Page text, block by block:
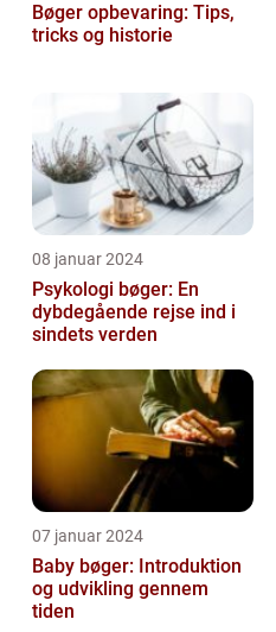
Bøger opbevaring: Tips,
tricks og historie
08 januar 2024
Psykologi bøger: En
dybdegående rejse ind i
sindets verden
07 januar 2024
Baby bøger: Introduktion
og udvikling gennem
tiden